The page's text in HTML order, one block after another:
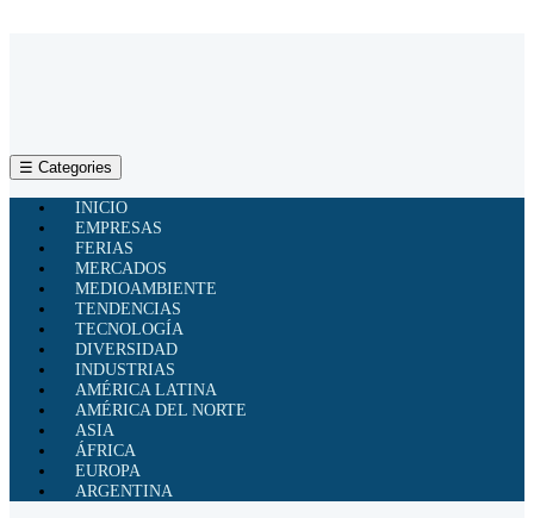
☰ Categories
INICIO
EMPRESAS
FERIAS
MERCADOS
MEDIOAMBIENTE
TENDENCIAS
TECNOLOGÍA
DIVERSIDAD
INDUSTRIAS
AMÉRICA LATINA
AMÉRICA DEL NORTE
ASIA
ÁFRICA
EUROPA
ARGENTINA